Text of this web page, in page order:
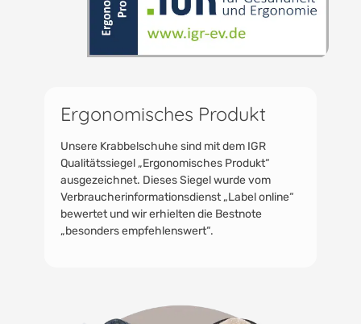
Ergonomisches Produkt
Unsere Krabbelschuhe sind mit dem IGR
Qualitätssiegel „Ergonomisches Produkt“
ausgezeichnet. Dieses Siegel wurde vom
Verbraucherinformationsdienst „Label online“
bewertet und wir erhielten die Bestnote
„besonders empfehlenswert“.